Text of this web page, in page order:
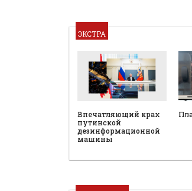
ЭКСТРА
Впечатляющий крах
путинской
дезинформационной
машины